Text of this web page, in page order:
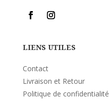
LIENS UTILES
Contact
Livraison et Retour
Politique de confidentialité